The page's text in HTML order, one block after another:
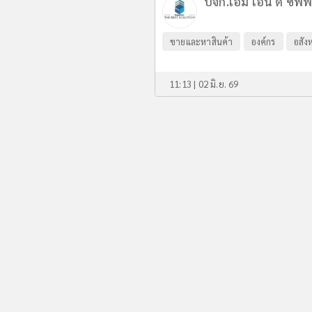
ขายและหาสินค้า องค์กร อสัง
11:13 | 02 มิ.ย. 69